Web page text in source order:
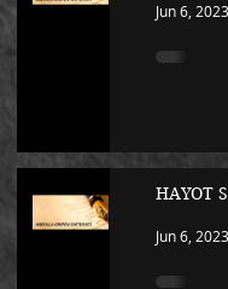
Jun 6, 2023
HAYOT
Jun 6, 2023